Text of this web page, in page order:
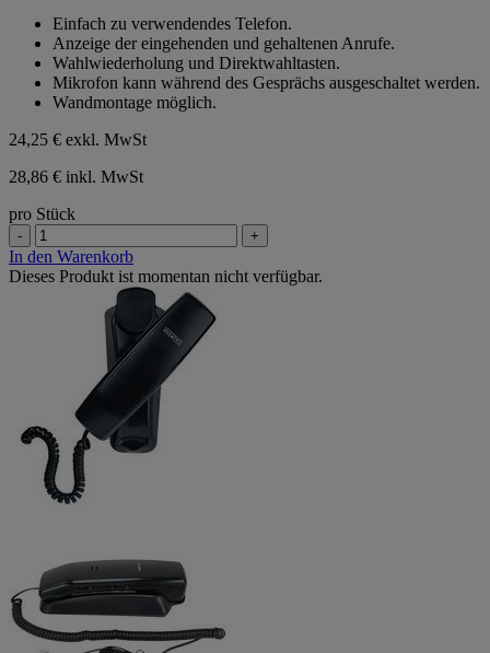
Bewertung
Sternen.
Bewertung
Einfach zu verwendendes Telefon.
Anzeige der eingehenden und gehaltenen Anrufe.
Wahlwiederholung und Direktwahltasten.
Mikrofon kann während des Gesprächs ausgeschaltet werden.
Wandmontage möglich.
24,25 € exkl. MwSt
28,86 € inkl. MwSt
pro Stück
- +
In den Warenkorb
Dieses Produkt ist momentan nicht verfügbar.